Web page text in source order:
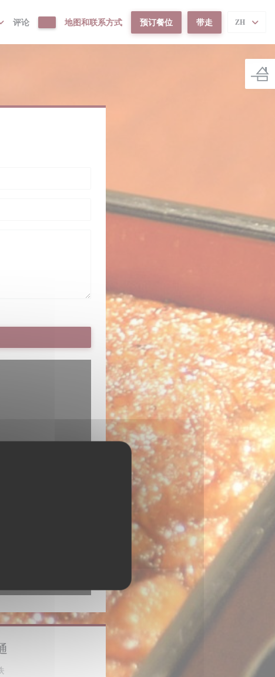
评论 ((在新窗口中打开))
地图和联系方式 预订餐位 带走 ZH